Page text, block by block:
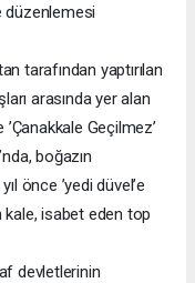
düzenlemesi
tarafından yaptırılan
arasında yer alan
Geçilmez’
boğazın
önce ’yedi düvel’e
kale, isabet eden top
devletlerinin